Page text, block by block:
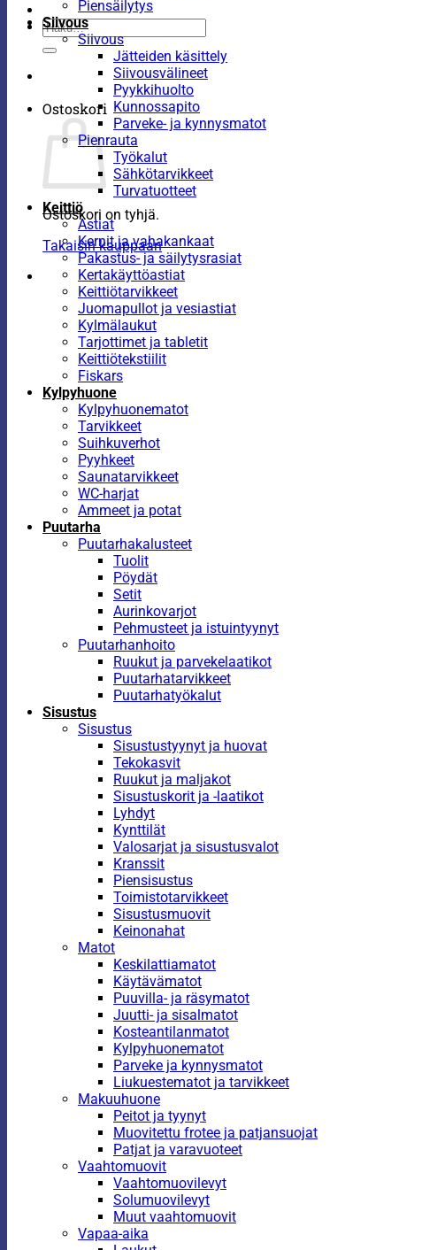
Etsi:
Ostoskori
Ostoskori on tyhjä.
Takaisin kauppaan
Piensäilytys
Siivous
Siivous
Jätteiden käsittely
Siivousvälineet
Pyykkihuolto
Kunnossapito
Parveke- ja kynnysmatot
Pienrauta
Työkalut
Sähkötarvikkeet
Turvatuotteet
Keittiö
Astiat
Kernit ja vahakankaat
Pakastus- ja säilytysrasiat
Kertakäyttöastiat
Keittiötarvikkeet
Juomapullot ja vesiastiat
Kylmälaukut
Tarjottimet ja tabletit
Keittiötekstiilit
Fiskars
Kylpyhuone
Kylpyhuonematot
Tarvikkeet
Suihkuverhot
Pyyhkeet
Saunatarvikkeet
WC-harjat
Ammeet ja potat
Puutarha
Puutarhakalusteet
Tuolit
Pöydät
Setit
Aurinkovarjot
Pehmusteet ja istuintyynyt
Puutarhanhoito
Ruukut ja parvekelaatikot
Puutarhatarvikkeet
Puutarhatyökalut
Sisustus
Sisustus
Sisustustyynyt ja huovat
Tekokasvit
Ruukut ja maljakot
Sisustuskorit ja -laatikot
Lyhdyt
Kynttilät
Valosarjat ja sisustusvalot
Kranssit
Piensisustus
Toimistotarvikkeet
Sisustusmuovit
Keinonahat
Matot
Keskilattiamatot
Käytävämatot
Puuvilla- ja räsymatot
Juutti- ja sisalmatot
Kosteantilanmatot
Kylpyhuonematot
Parveke ja kynnysmatot
Liukuestematot ja tarvikkeet
Makuuhuone
Peitot ja tyynyt
Muovitettu frotee ja patjansuojat
Patjat ja varavuoteet
Vaahtomuovit
Vaahtomuovilevyt
Solumuovilevyt
Muut vaahtomuovit
Vapaa-aika